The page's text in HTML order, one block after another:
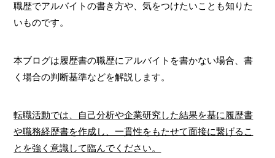
職歴でアルバイトの書き方や、気をつけたいことも知りた
いものです。
本ブログは履歴書の職歴にアルバイトを書かない場合、書
く場合の判断基準などを解説します。
転職活動では、自己分析や企業研究した結果を基に履歴書
や職務経歴書を作成し、一貫性をもたせて面接に繋げるこ
とを強く意識して臨んでください。